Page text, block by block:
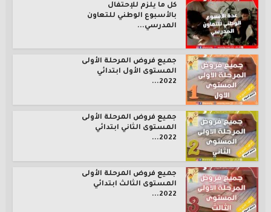
كل ما يلزم للإحتفال
بالأسبوع الوطني للتعاون
المدرسي...
جميع فروض المرحلة الأولى
المستوى الأول ابتدائي
2022...
جميع فروض المرحلة الأولى
المستوى الثاني ابتدائي
2022...
جميع فروض المرحلة الأولى
المستوى الثالث ابتدائي
2022...